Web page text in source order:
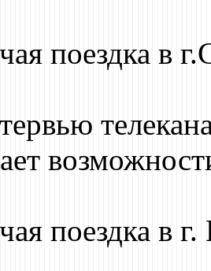
поездка в
поездка в г.